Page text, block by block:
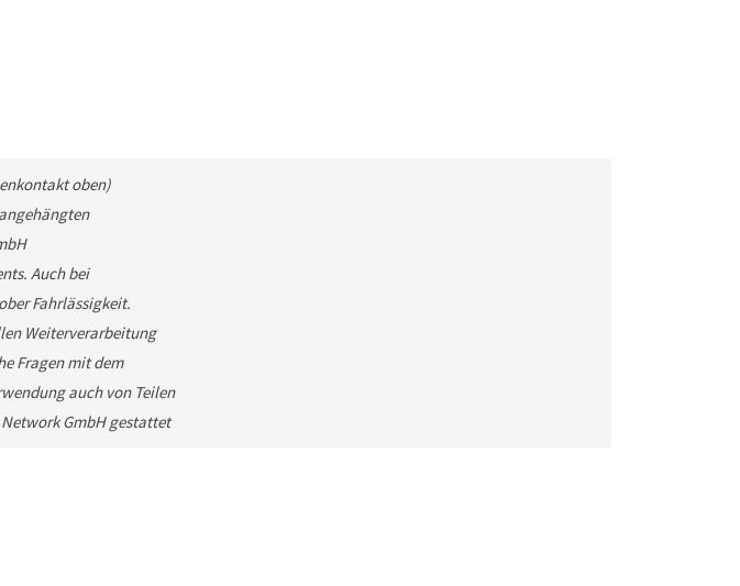
oben)
Auch bei
Fahrlässigkeit.
Weiterverarbeitung
Fragen mit dem
auch von Teilen
GmbH gestattet